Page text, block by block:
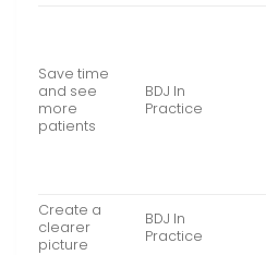
Save time
and see
more
patients
BDJ In
Practice
Create a
clearer
picture
BDJ In
Practice